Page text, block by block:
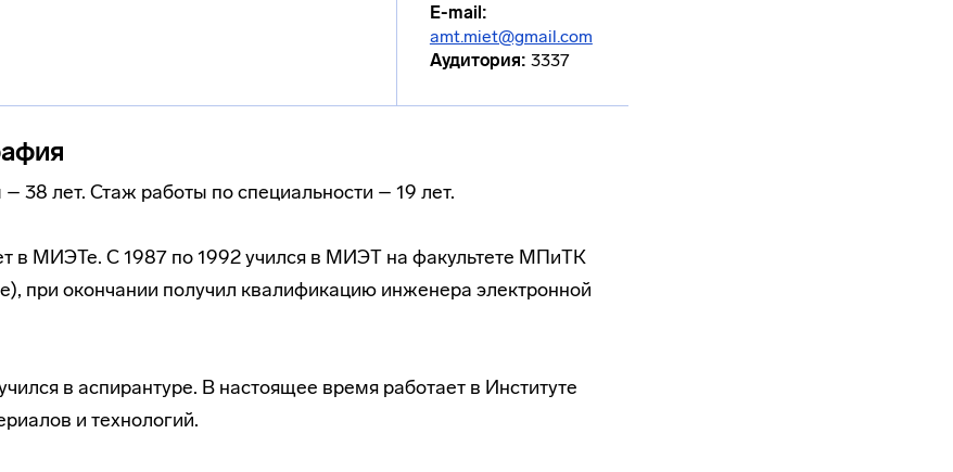
E-mail:
amt.miet@gmail.com
Аудитория: 3337
38 лет. Стаж работы по специальности – 19 лет.
в МИЭТе. С 1987 по 1992 учился в МИЭТ на факультете МПиТК
при окончании получил квалификацию инженера электронной
в аспирантуре. В настоящее время работает в Институте
и технологий.